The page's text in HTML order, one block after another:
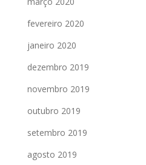
fevereiro 2020
janeiro 2020
dezembro 2019
novembro 2019
outubro 2019
setembro 2019
agosto 2019